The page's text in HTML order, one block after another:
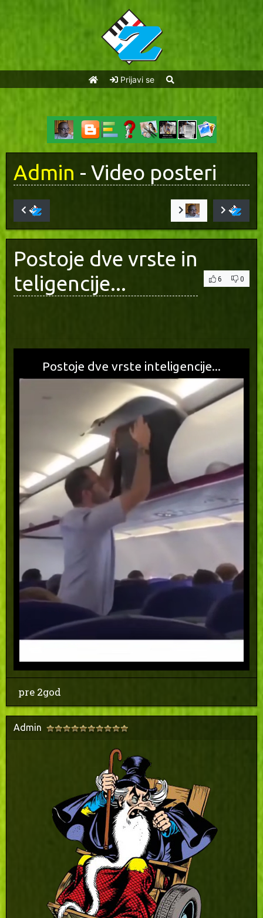
Prijavi se
Admin - Video posteri
Postoje dve vrste in
teligencije...
6 0
Postoje dve vrste inteligencije...
pre 2god
Admin